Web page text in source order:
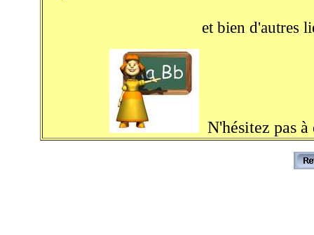
et bien d'autres
N'hésitez pas